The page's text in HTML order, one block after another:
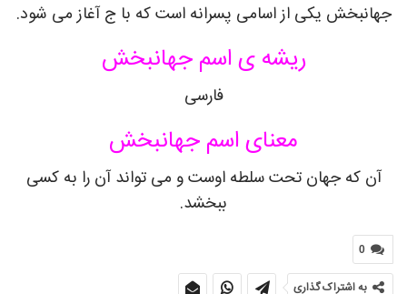
جهانبخش یکی از اسامی پسرانه است که با ج آغاز می شود.
ریشه ی اسم جهانبخش
فارسی
معنای اسم جهانبخش
آن که جهان تحت سلطه اوست و می تواند آن را به کسی
ببخشد.
0
به اشتراک گذاری